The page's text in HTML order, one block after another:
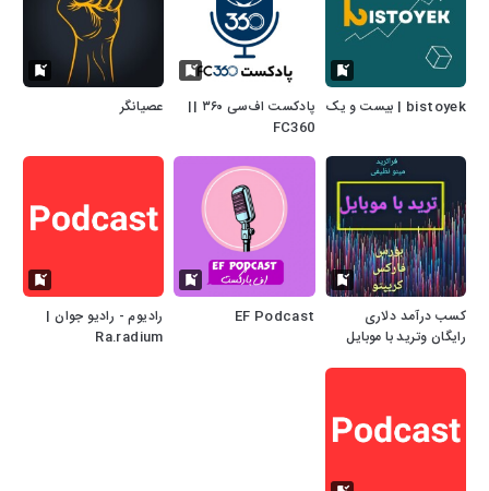
bistoyek | بیست و یک
پادکست اف‌سی ۳۶۰ ||
FC360
عصیانگر
کسب درآمد دلاری
رایگان وترید با موبایل
EF Podcast
رادیوم - رادیو جوان |
Ra.radium